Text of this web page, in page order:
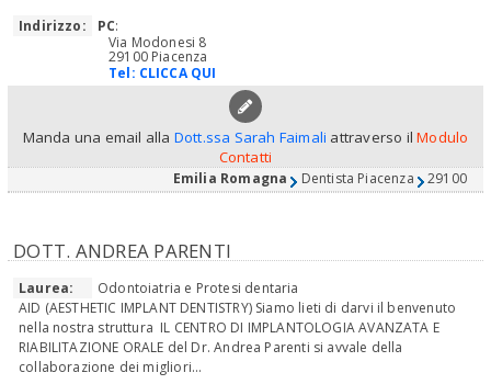
Indirizzo:
PC:
Via Modonesi 8
29100 Piacenza
Tel: CLICCA QUI
Manda una email alla Dott.ssa Sarah Faimali attraverso ilModulo
Contatti
Emilia Romagna Dentista Piacenza 29100
DOTT. ANDREA PARENTI
Laurea:
Odontoiatria e Protesi dentaria
AID (AESTHETIC IMPLANT DENTISTRY) Siamo lieti di darvi il benvenuto
nella nostra struttura IL CENTRO DI IMPLANTOLOGIA AVANZATA E
RIABILITAZIONE ORALE del Dr. Andrea Parenti si avvale della
collaborazione dei migliori...